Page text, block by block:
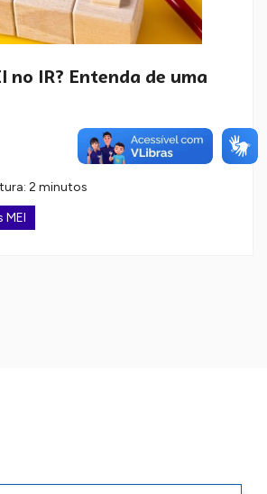
no IR? Entenda de uma
2 minutos
MEI